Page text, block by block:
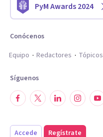
PyM Awards 2024
Conócenos
Equipo
Redactores Tópicos
Síguenos
Accede Regístrate